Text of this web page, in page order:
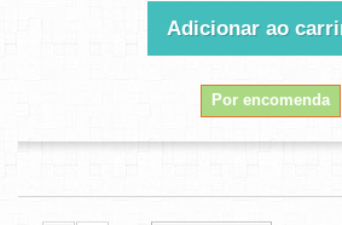
Adicionar ao
Por encomenda